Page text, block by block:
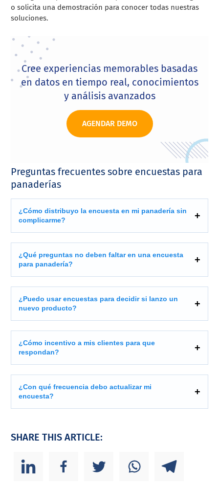
o solicita una demostración para conocer todas nuestras
soluciones.
Cree experiencias memorables basadas
en datos en tiempo real, conocimientos
y análisis avanzados
AGENDAR DEMO
Preguntas frecuentes sobre encuestas para
panaderías
¿Cómo distribuyo la encuesta en mi panadería sin
complicarme?
¿Qué preguntas no deben faltar en una encuesta
para panadería?
¿Puedo usar encuestas para decidir si lanzo un
nuevo producto?
¿Cómo incentivo a mis clientes para que
respondan?
¿Con qué frecuencia debo actualizar mi
encuesta?
SHARE THIS ARTICLE: